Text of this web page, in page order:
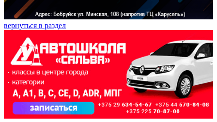
вернуться в раздел